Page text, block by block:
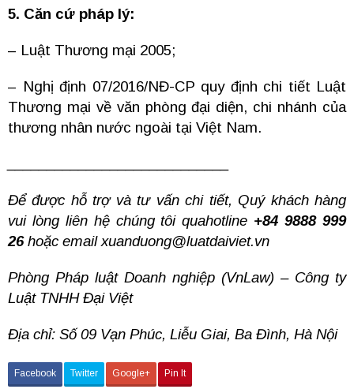
5. Căn cứ pháp lý:
– Luật Thương mại 2005;
– Nghị định 07/2016/NĐ-CP quy định chi tiết Luật
Thương mại về văn phòng đại diện, chi nhánh của
thương nhân nước ngoài tại Việt Nam.
Để được hỗ trợ và tư vấn chi tiết, Quý khách hàng
vui lòng liên hệ chúng tôi quahotline +84 9888 999
26hoặc emailxuanduong@luatdaiviet.vn
Phòng Pháp luật Doanh nghiệp (VnLaw) – Công ty
Luật TNHH Đại Việt
Địa chỉ: Số 09 Vạn Phúc, Liễu Giai, Ba Đình, Hà Nội
Facebook Twitter Google+ Pin It